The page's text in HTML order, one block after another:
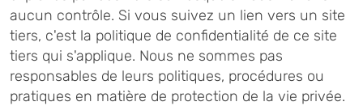
aucun contrôle. Si vous suivez un lien vers un site
tiers, c'est la politique de confidentialité de ce site
tiers qui s'applique. Nous ne sommes pas
responsables de leurs politiques, procédures ou
pratiques en matière de protection de la vie privée.